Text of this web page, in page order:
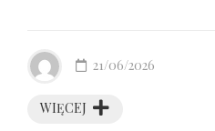
WIĘCEJ
21/06/2026